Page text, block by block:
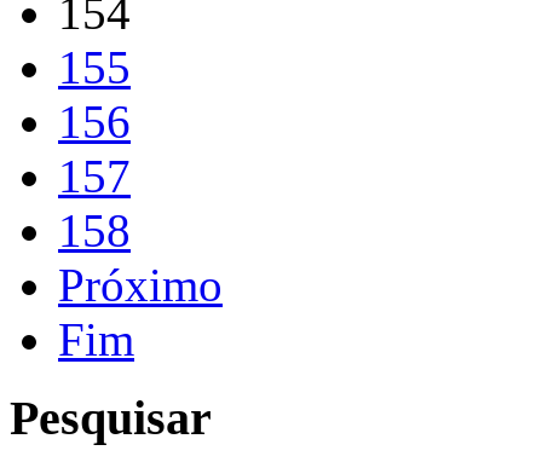
154
155
156
157
158
Próximo
Fim
Pesquisar